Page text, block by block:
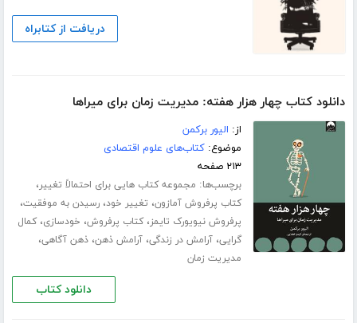
دریافت از کتابراه
دانلود کتاب چهار هزار هفته: مدیریت زمان برای میراها
از: الیور برکمن
موضوع:کتاب‌های علوم اقتصادی
۲۱۳ صفحه
برچسب‌ها: مجموعه کتاب هایی برای احتمالاً تغییر،
کتاب پرفروش آمازون، تغییر خود،رسیدن به موفقیت،
پرفروش نیویورک تایمز،کتاب پرفروش، خودسازی،کمال
گرایی،آرامش در زندگی،آرامش ذهن،ذهن آگاهی،
مدیریت زمان
دانلود کتاب